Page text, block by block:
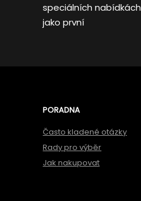
speciálních nabídkách
jako první
PORADNA
Často kladené otázky
Rady pro výběr
Jak nakupovat